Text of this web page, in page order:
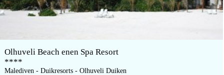
Olhuveli Beach enen Spa Resort
****
Malediven - Duikresorts - Olhuveli Duiken